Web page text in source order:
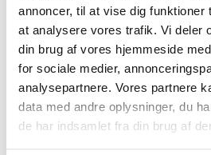
annoncer, til at vise dig funktioner
at analysere vores trafik. Vi deler
din brug af vores hjemmeside
for sociale medier,
analysepartnere. Vores partnere
data med andre oplysninger, du
de har indsamlet fra din brug af
Specifikationer
Varenummer 233699
Apple iPad Magic
(A2261) er ofte